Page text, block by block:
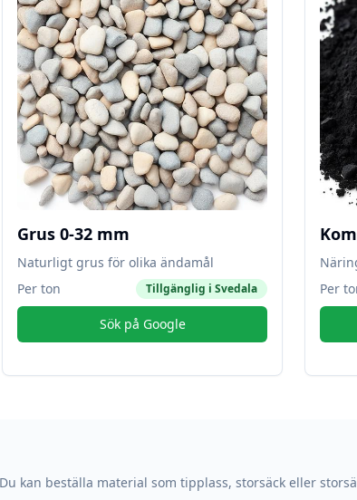
Grus 0-32 mm
Naturligt grus för olika ändamål
Per ton
Tillgänglig i Svedala
Sök på Google
Per
kan beställa material som tipplass, storsäck eller